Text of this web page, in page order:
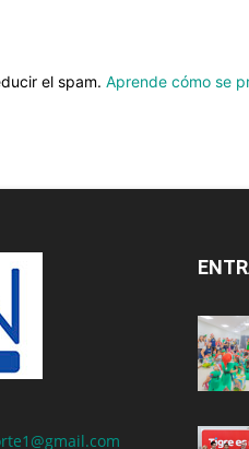
el spam. Aprende cómo se